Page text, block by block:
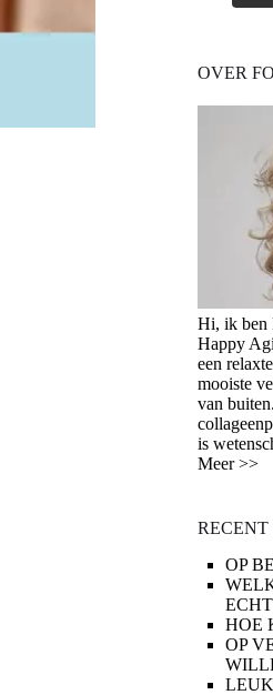
OVER
Hi, ik ben
Happy
een
mooiste
van
is
Meer >>
RECENT
OP
HOE
OP